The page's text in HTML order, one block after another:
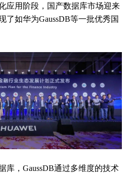
应用阶段，国产数据库市场迎来
了如华为GaussDB等一批优秀国
库，GaussDB通过多维度的技术